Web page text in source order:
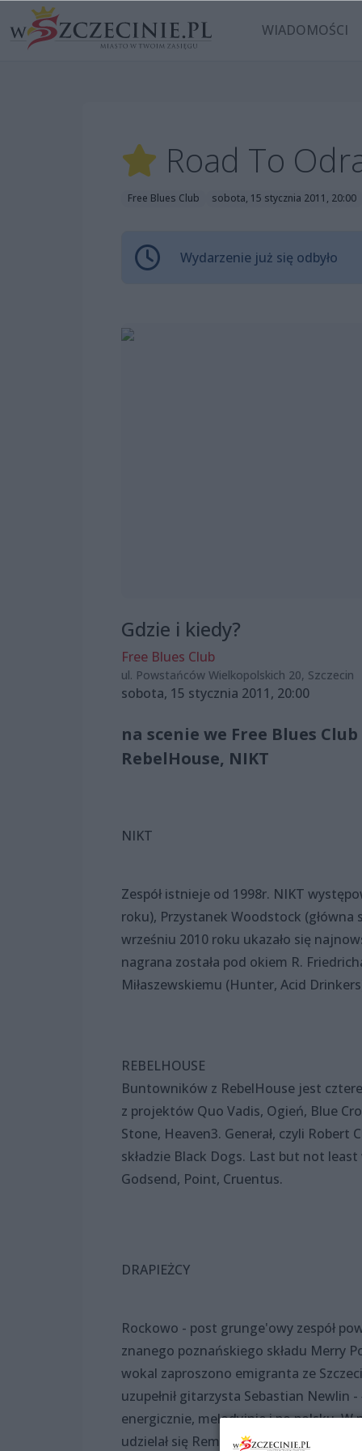
WIADOMOŚCI
Road To
Free Blues Club sobota, 15 stycznia 2011, 20:00
Wydarzenie już się odbyło
Gdzie i kiedy?
Free Blues Club
ul. Powstańców Wielkopolskich 20, Szczecin
sobota, 15 stycznia 2011, 20:00
na scenie we Free Blues
RebelHouse, NIKT
NIKT
Zespół istnieje od 1998r. NIKT
roku), Przystanek Woodstock (główna
wrześniu 2010 roku ukazało się
nagrana została pod okiem R.
Miłaszewskiemu (Hunter, Acid
REBELHOUSE
Buntowników z RebelHouse jest
z projektów Quo Vadis, Ogień, Blue
Stone, Heaven3. Generał, czyli
składzie Black Dogs. Last but not
Godsend, Point, Cruentus.
DRAPIEŻCY
Rockowo - post grunge'owy zespół
znanego poznańskiego składu Merry
wokal zaproszono emigranta ze
uzupełnił gitarzysta Sebastian Newlin
energicznie, melodyjnie i po polsku.
udzielał się Remigiusz Szuman -